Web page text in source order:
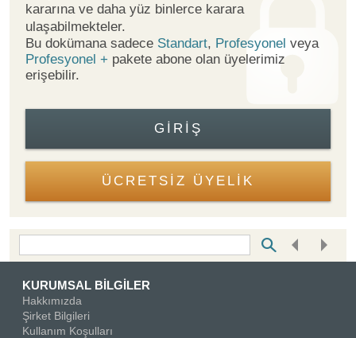
kararına ve daha yüz binlerce karara
ulaşabilmekteler.
Bu dokümana sadece Standart, Profesyonel veya
Profesyonel + pakete abone olan üyelerimiz
erişebilir.
GIRIŞ
ÜCRETSİZ ÜYELİK
KURUMSAL BİLGİLER
Hakkımızda
Şirket Bilgileri
Kullanım Koşulları